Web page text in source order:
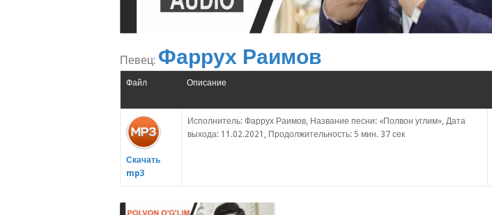
Певец: Фаррух Раимов
Файл Описание
Скачать
mp3
Исполнитель: Фаррух Раимов, Название песни: «Полвон углим», Дата
выхода: 11.02.2021, Продолжительность: 5 мин. 37 сек